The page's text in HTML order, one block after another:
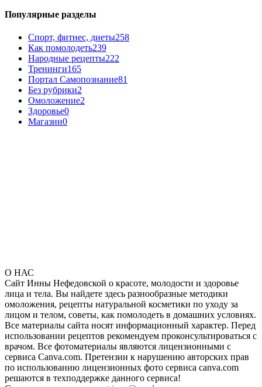
Популярные разделы
Спорт, фитнес, диеты258
Как помолодеть239
Народные рецепты222
Тренинги165
Портал Самопознание81
Без рубрики2
Омоложение2
Здоровье0
Магазин0
О НАС
Сайт Инны Нефедовской о красоте, молодости и здоровье
лица и тела. Вы найдете здесь разнообразные методики
омоложения, рецепты натуральной косметики по уходу за
лицом и телом, советы, как помолодеть в домашних условиях.
Все материалы сайта носят информационный характер. Перед
использовании рецептов рекомендуем проконсультироваться с
врачом. Все фотоматериалы являются лицензионными с
сервиса Canva.com. Претензии к нарушению авторских прав
по использованию лицензионных фото сервиса canva.com
решаются в техподдержке данного сервиса!